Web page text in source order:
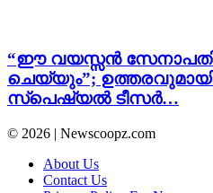
“ഈ വയസ്സൻ
ചെയ്യും”; ഉത്തരവുമായി
സ്പെഷ്യൽ ടീസർ…
© 2026 | Newscoopz.com
About Us
Contact Us